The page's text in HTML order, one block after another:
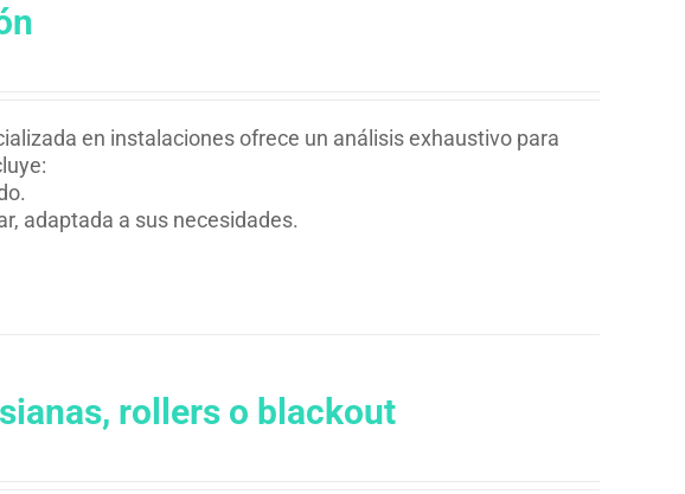
en instalaciones ofrece un análisis exhaustivo para
adaptada a sus necesidades.
rollers o blackout